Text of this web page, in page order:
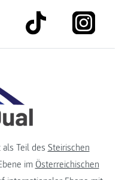
to linkedinlink to tiktok link to
als Teil des Steirischen
im Österreichischen